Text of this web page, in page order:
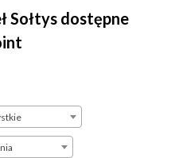
Sołtys dostępne